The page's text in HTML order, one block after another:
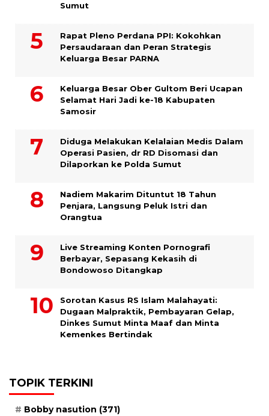
Sumut
Rapat Pleno Perdana PPI: Kokohkan
Persaudaraan dan Peran Strategis
Keluarga Besar PARNA
Keluarga Besar Ober Gultom Beri Ucapan
Selamat Hari Jadi ke-18 Kabupaten
Samosir
Diduga Melakukan Kelalaian Medis Dalam
Operasi Pasien, dr RD Disomasi dan
Dilaporkan ke Polda Sumut
​Nadiem Makarim Dituntut 18 Tahun
Penjara, Langsung Peluk Istri dan
Orangtua
Live Streaming Konten Pornografi
Berbayar, Sepasang Kekasih di
Bondowoso Ditangkap
Sorotan Kasus RS Islam Malahayati:
Dugaan Malpraktik, Pembayaran Gelap,
Dinkes Sumut Minta Maaf dan Minta
Kemenkes Bertindak
TOPIK TERKINI
Bobby nasution (371)